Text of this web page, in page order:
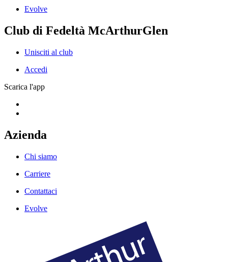
Evolve
Club di Fedeltà McArthurGlen
Unisciti al club
Accedi
Scarica l'app
Azienda
Chi siamo
Carriere
Contattaci
Evolve